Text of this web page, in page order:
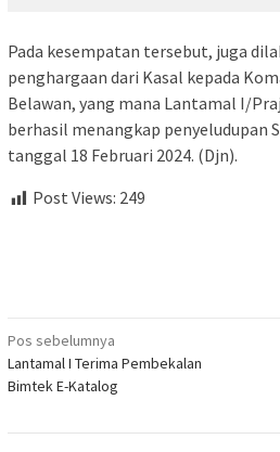
Pada kesempatan tersebut, juga
penghargaan dari Kasal kepada
Belawan, yang mana Lantamal I/
berhasil menangkap penyeludupan
tanggal 18 Februari 2024. (Djn).
Post Views: 249
Navigasi
pos
Pos sebelumnya
Lantamal I Terima Pembekalan
Bimtek E-Katalog